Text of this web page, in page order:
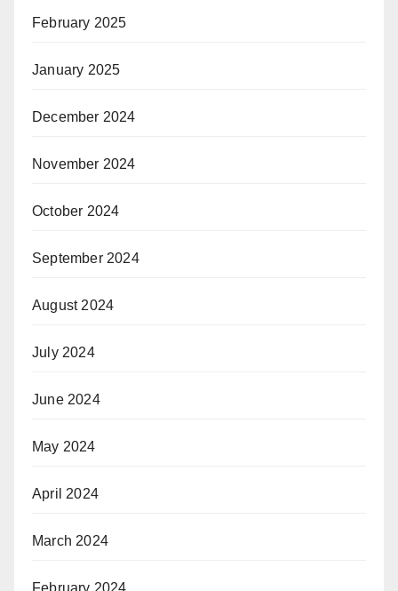
February 2025
January 2025
December 2024
November 2024
October 2024
September 2024
August 2024
July 2024
June 2024
May 2024
April 2024
March 2024
February 2024